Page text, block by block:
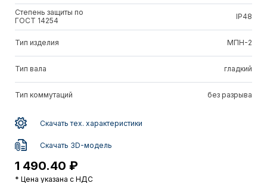
Степень защиты по
ГОСТ 14254
IP48
Тип изделия МПН-2
Тип вала гладкий
Тип коммутаций без разрыва
Скачать тех. характеристики
Скачать 3D-модель
1 490.40 ₽
* Цена указана с НДС